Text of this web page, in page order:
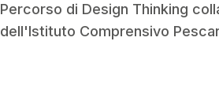
Percorso di Design Thinking
dell'Istituto Comprensivo